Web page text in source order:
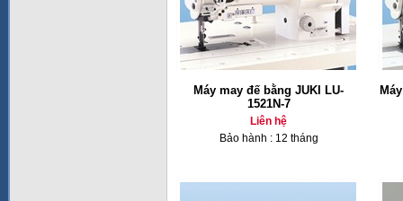
Máy may đế bằng JUKI LU-
1521N-7
Liên hệ
Bảo hành : 12 tháng